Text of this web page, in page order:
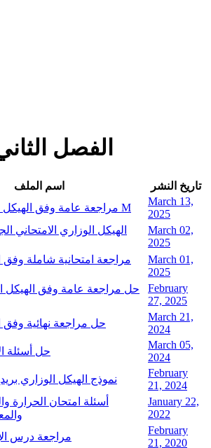
الفصل
اسم الملف
تاريخ النشر
مراجعة عامة وفق الهيكل الوزاري الخطة M
March 13,
2025
الهيكل الوزاري الامتحاني
March 02,
2025
مراجعة امتحانية شاملة وفق
March 01,
2025
حل مراجعة عامة وفق الهيكل
February
27, 2025
حل مراجعة نهائية وفق
March 21,
2024
حل أسئلة
March 05,
2024
نموذج الهيكل الوزاري
February
21, 2024
أسئلة امتحان الحرارة
January 22,
2022
مراجعة درس
February
21, 2020